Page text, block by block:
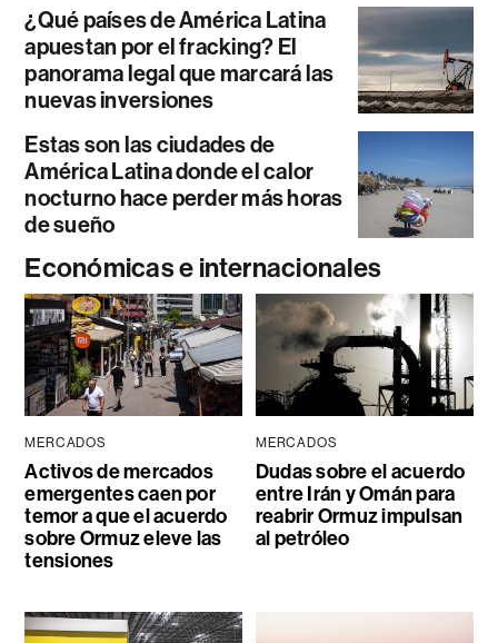
¿Qué países de América Latina
apuestan por el fracking? El
panorama legal que marcará las
nuevas inversiones
Estas son las ciudades de
América Latina donde el calor
nocturno hace perder más horas
de sueño
Económicas e internacionales
MERCADOS
Activos de mercados
emergentes caen por
temor a que el acuerdo
sobre Ormuz eleve las
tensiones
MERCADOS
Dudas sobre el acuerdo
entre Irán y Omán para
reabrir Ormuz impulsan
al petróleo